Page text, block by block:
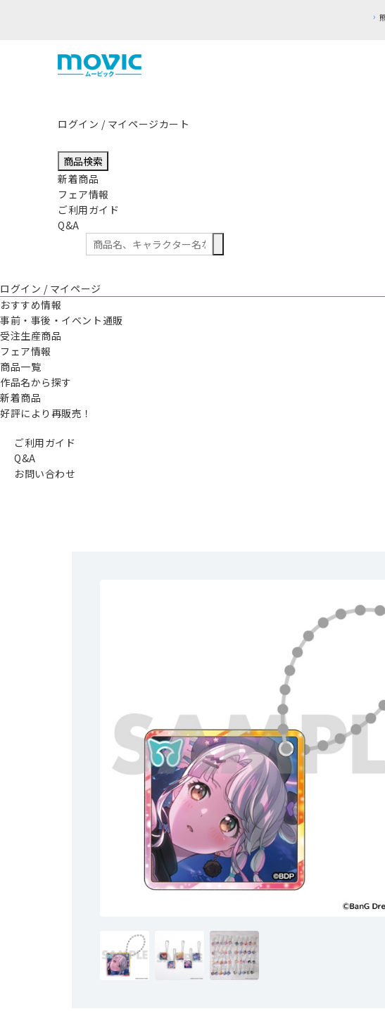
ログイン / マイページカート
商品検索
新着商品
フェア情報
ご利用ガイド
Q&A
ログイン / マイページ
おすすめ情報
事前・事後・イベント通販
受注生産商品
フェア情報
商品一覧
作品名から探す
新着商品
好評により再販売！
ご利用ガイド
Q&A
お問い合わせ